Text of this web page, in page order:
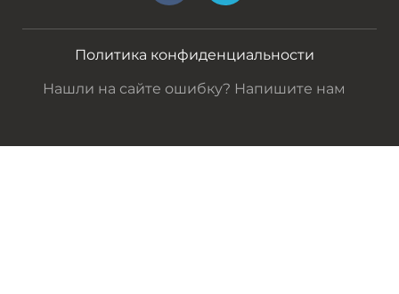
Политика конфиденциальности
Нашли на сайте ошибку? Напишите нам